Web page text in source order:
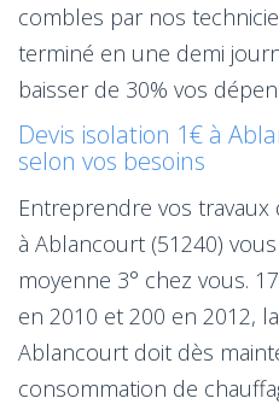
combles par nos
terminé en une demi
baisser de 30% vos
Devis isolation 1€ à
selon vos besoins
Entreprendre vos travaux
à Ablancourt (51240)
moyenne 3° chez vous.
en 2010 et 200 en 2012,
Ablancourt doit dès
consommation de